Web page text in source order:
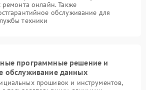
ремонта онлайн. Также
обслуживание для
техники
программные решение и
обслуживание данных
прошивок и инструментов,